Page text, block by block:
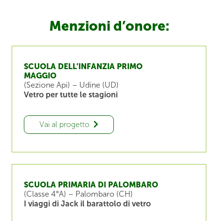
Menzioni d’onore:
SCUOLA DELL’INFANZIA PRIMO
MAGGIO
(Sezione Api) – Udine (UD)
Vetro per tutte le stagioni
Vai al progetto
SCUOLA PRIMARIA DI PALOMBARO
(Classe 4°A) – Palombaro (CH)
I viaggi di Jack il barattolo di vetro